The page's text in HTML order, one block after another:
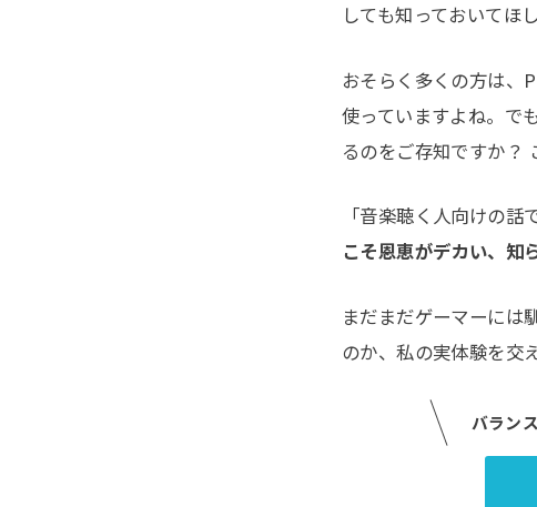
しても知っておいてほ
おそらく多くの方は、
使っていますよね。で
るのをご存知ですか？
「音楽聴く人向けの話
こそ恩恵がデカい、知
まだまだゲーマーには
のか、私の実体験を交
バラン